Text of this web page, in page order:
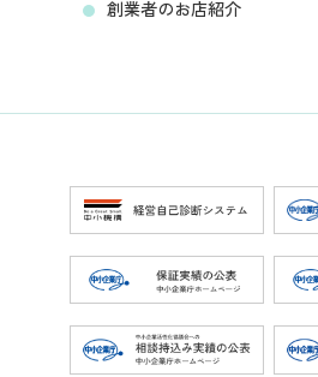
創業者のお店紹介